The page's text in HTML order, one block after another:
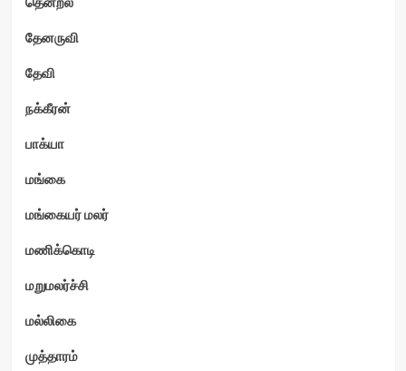
தேனருவி
தேவி
நக்கீரன்
பாக்யா
மங்கை
மங்கையர் மலர்
மணிக்கொடி
மறுமலர்ச்சி
மல்லிகை
முத்தாரம்